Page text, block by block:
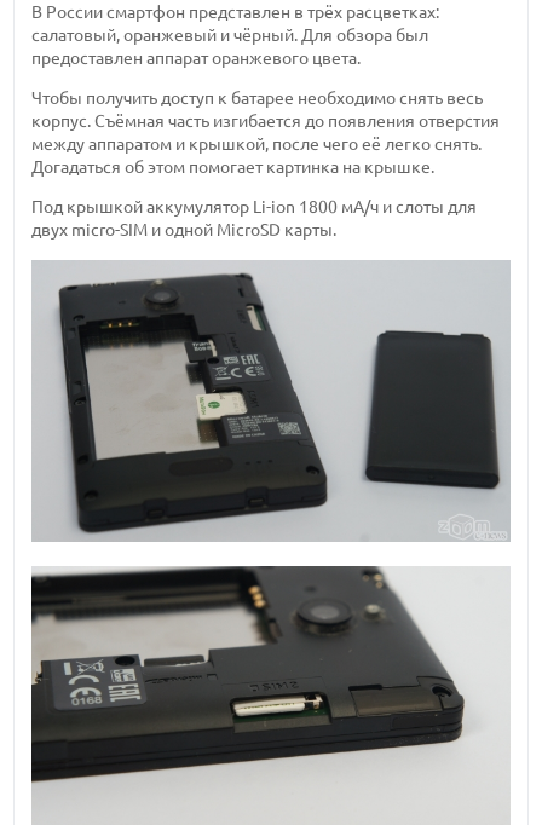
В России смартфон представлен в трёх расцветках:
салатовый, оранжевый и чёрный. Для обзора был
предоставлен аппарат оранжевого цвета.
Чтобы получить доступ к батарее необходимо снять весь
корпус. Съёмная часть изгибается до появления отверстия
между аппаратом и крышкой, после чего её легко снять.
Догадаться об этом помогает картинка на крышке.
Под крышкой аккумулятор Li-ion 1800 мА/ч и слоты для
двух micro-SIM и одной MicroSD карты.